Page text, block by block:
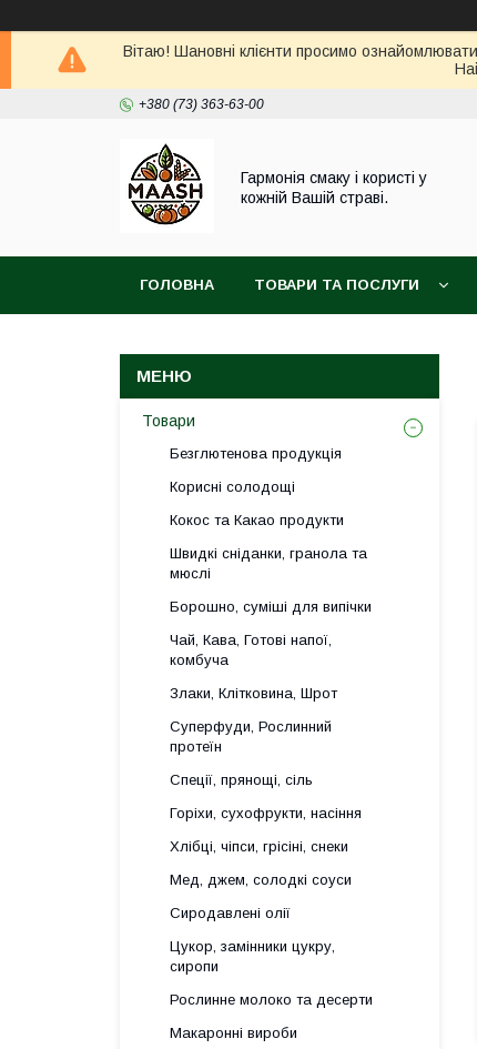
Вітаю! Шановні клієнти просимо
+380 (73) 363-63-00
Гармонія смаку і користі у
кожній Вашій страві.
ГОЛОВНА ТОВАРИ ТА ПОСЛУГИ
Товари
Безглютенова продукція
Корисні солодощі
Кокос та Какао продукти
Швидкі сніданки, гранола та
мюслі
Борошно, суміші для випічки
Чай, Кава, Готові напої,
комбуча
Злаки, Клітковина, Шрот
Суперфуди, Рослинний
протеїн
Спеції, прянощі, сіль
Горіхи, сухофрукти, насіння
Хлібці, чіпси, грісіні, снеки
Мед, джем, солодкі соуси
Сиродавлені олії
Цукор, замінники цукру,
сиропи
Рослинне молоко та десерти
Макаронні вироби